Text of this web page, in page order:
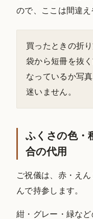
ので、ここは間違え
買ったときの折
袋から短冊を抜
なっているか写
迷いません。
ふくさの色・
合の代用
ご祝儀は、赤・え
んで持参します。
紺・グレー・緑な